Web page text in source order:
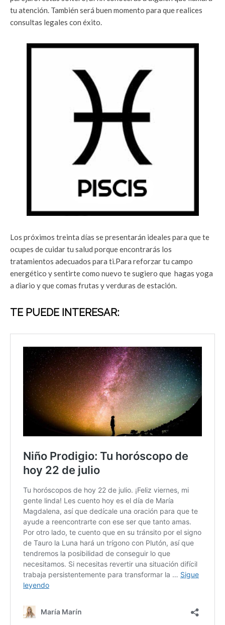
tu atención. También será buen momento para que realices
consultas legales con éxito.
Los próximos treinta días se presentarán ideales para que te
ocupes de cuidar tu salud porque encontrarás los
tratamientos adecuados para ti.Para reforzar tu campo
energético y sentirte como nuevo te sugiero que hagas yoga
a diario y que comas frutas y verduras de estación.
TE PUEDE INTERESAR: